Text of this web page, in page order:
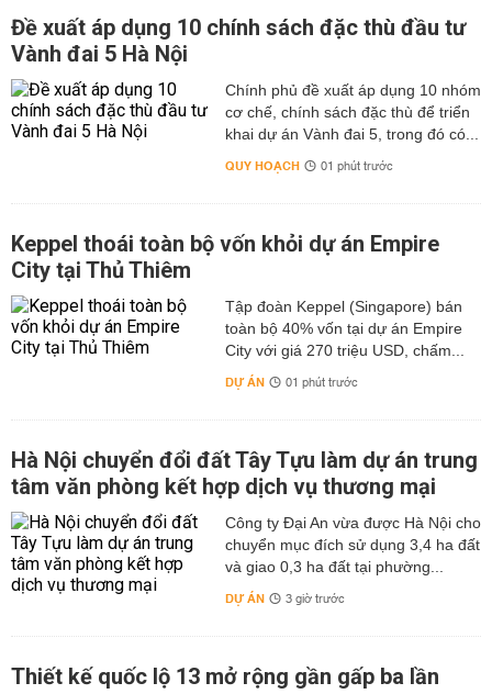
Đề xuất áp dụng 10 chính sách đặc thù đầu tư
Vành đai 5 Hà Nội
Chính phủ đề xuất áp dụng 10 nhóm
cơ chế, chính sách đặc thù để triển
khai dự án Vành đai 5, trong đó có...
QUY HOẠCH 01 phút trước
Keppel thoái toàn bộ vốn khỏi dự án Empire
City tại Thủ Thiêm
Tập đoàn Keppel (Singapore) bán
toàn bộ 40% vốn tại dự án Empire
City với giá 270 triệu USD, chấm...
DỰ ÁN 01 phút trước
Hà Nội chuyển đổi đất Tây Tựu làm dự án trung
tâm văn phòng kết hợp dịch vụ thương mại
Công ty Đại An vừa được Hà Nội cho
chuyển mục đích sử dụng 3,4 ha đất
và giao 0,3 ha đất tại phường...
DỰ ÁN 3 giờ trước
Thiết kế quốc lộ 13 mở rộng gần gấp ba lần